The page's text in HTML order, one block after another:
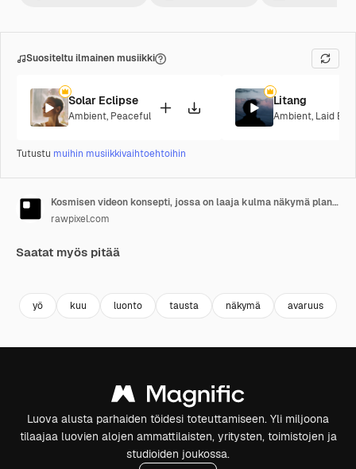
Suositeltu ilmainen musiikki
Solar Eclipse
Ambient, Peaceful
Litang
Ambient, Laid
Tutustu muihin musiikkivaihtoehtoihin
Kosmisen videon konsepti, jossa on laaja kulma näkymä planeetoista ja tähdistä elävässä galaksissa.
rawpixel.com
Saatat myös pitää
yö kuu luonto tausta näkymä avaruus
Luova alusta parhaiden töidesi toteuttamiseen. Yli miljoona
tilaajaa luovien alojen ammattilaisten, yritysten, toimistojen ja
studioiden joukossa.